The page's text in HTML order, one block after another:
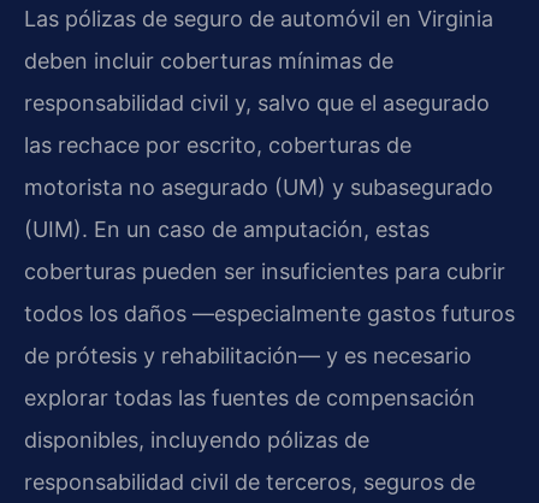
Las pólizas de seguro de automóvil en Virginia
deben incluir coberturas mínimas de
responsabilidad civil y, salvo que el asegurado
las rechace por escrito, coberturas de
motorista no asegurado (UM) y subasegurado
(UIM). En un caso de amputación, estas
coberturas pueden ser insuficientes para cubrir
todos los daños —especialmente gastos futuros
de prótesis y rehabilitación— y es necesario
explorar todas las fuentes de compensación
disponibles, incluyendo pólizas de
responsabilidad civil de terceros, seguros de